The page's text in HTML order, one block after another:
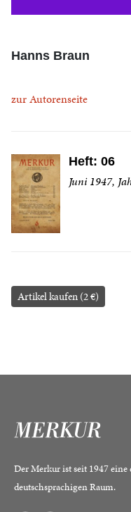
Hanns Braun
zur Autorenseite
Heft: 06
Juni 1947,
Artikel kaufen (2 €)
Der Merkur ist seit 1947
deutschsprachigen Raum.